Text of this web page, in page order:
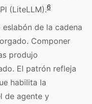
(LiteLLM).6
eslabón de la cadena
Componer
produjo
El patrón refleja
habilita la
de agente y